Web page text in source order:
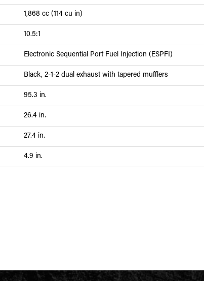
1,868 cc (114 cu in)
10.5:1
Electronic Sequential Port Fuel Injection (ESPFI)
Black, 2-1-2 dual exhaust with tapered mufflers
95.3 in.
26.4 in.
27.4 in.
4.9 in.